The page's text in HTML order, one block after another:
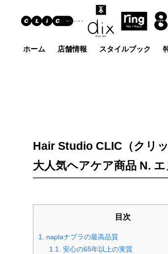
ホーム 店舗情報 スタイルブック
Hair Studio CLIC（クリ
大人気ヘアケア商品 N.
目次
1. naplaナプラの最高品質
1.1. 安心の65年以上の実質